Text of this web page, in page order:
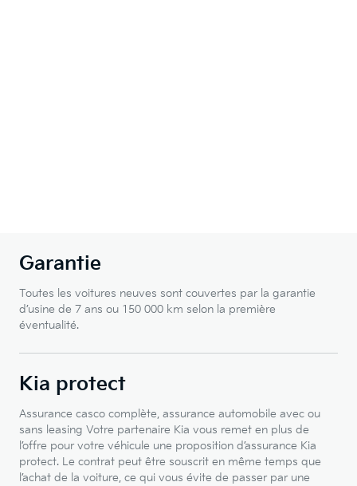
Garantie
Toutes les voitures neuves sont couvertes par la garantie
d’usine de 7 ans ou 150 000 km selon la première
éventualité.
Kia protect
Assurance casco complète, assurance automobile avec ou
sans leasing Votre partenaire Kia vous remet en plus de
l’offre pour votre véhicule une proposition d’assurance Kia
protect. Le contrat peut être souscrit en même temps que
l’achat de la voiture, ce qui vous évite de passer par une